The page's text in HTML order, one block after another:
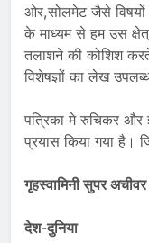
ओर,सोलमेट जैसे
के माध्यम से हम उस
तलाशने की कोशिश
विशेषज्ञों का लेख
पत्रिका मे रुचिकर और
प्रयास किया गया है।
गृहस्वामिनी सुपर अचीवर
देश-दुनिया